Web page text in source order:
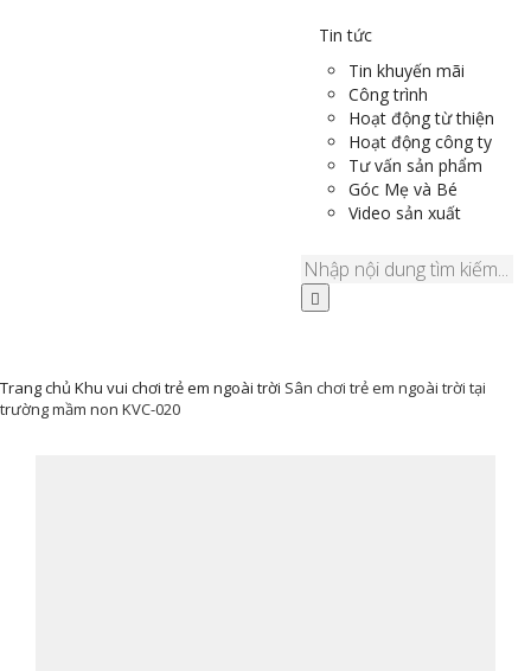
Tin tức
Tin khuyến mãi
Công trình
Hoạt động từ thiện
Hoạt động công ty
Tư vấn sản phẩm
Góc Mẹ và Bé
Video sản xuất
Trang chủ Khu vui chơi trẻ em ngoài trời Sân chơi trẻ em ngoài trời tại
trường mầm non KVC-020